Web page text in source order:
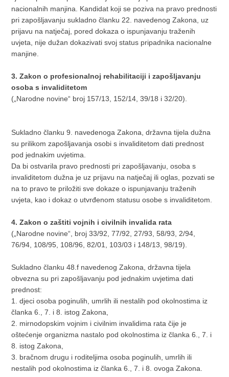
nacionalnih manjina. Kandidat koji se poziva na pravo prednosti
pri zapošljavanju sukladno članku 22. navedenog Zakona, uz
prijavu na natječaj, pored dokaza o ispunjavanju traženih
uvjeta, nije dužan dokazivati svoj status pripadnika nacionalne
manjine.
3. Zakon o profesionalnoj rehabilitaciji i zapošljavanju
osoba s invaliditetom
(„Narodne novine“ broj 157/13, 152/14, 39/18 i 32/20).
Sukladno članku 9. navedenoga Zakona, državna tijela dužna
su prilikom zapošljavanja osobi s invaliditetom dati prednost
pod jednakim uvjetima.
Da bi ostvarila pravo prednosti pri zapošljavanju, osoba s
invaliditetom dužna je uz prijavu na natječaj ili oglas, pozvati se
na to pravo te priložiti sve dokaze o ispunjavanju traženih
uvjeta, kao i dokaz o utvrđenom statusu osobe s invaliditetom.
4. Zakon o zaštiti vojnih i civilnih invalida rata
(„Narodne novine“, broj 33/92, 77/92, 27/93, 58/93, 2/94,
76/94, 108/95, 108/96, 82/01, 103/03 i 148/13, 98/19).
Sukladno članku 48.f navedenog Zakona, državna tijela
obvezna su pri zapošljavanju pod jednakim uvjetima dati
prednost:
1. djeci osoba poginulih, umrlih ili nestalih pod okolnostima iz
članka 6., 7. i 8. istog Zakona,
2. mirnodopskim vojnim i civilnim invalidima rata čije je
oštećenje organizma nastalo pod okolnostima iz članka 6., 7. i
8. istog Zakona,
3. bračnom drugu i roditeljima osoba poginulih, umrlih ili
nestalih pod okolnostima iz članka 6., 7. i 8. ovoga Zakona.